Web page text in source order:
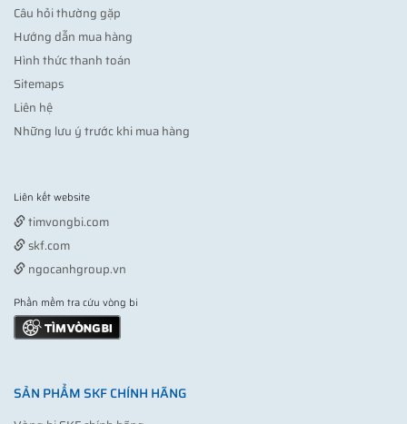
Câu hỏi thường gặp
Hướng dẫn mua hàng
Hình thức thanh toán
Sitemaps
Liên hệ
Những lưu ý trước khi mua hàng
Liên kết website
timvongbi.com
skf.com
ngocanhgroup.vn
Phần mềm tra cứu vòng bi
SẢN PHẨM SKF CHÍNH HÃNG